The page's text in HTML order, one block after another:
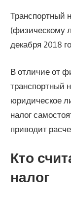
Транспортный
(физическому
декабря 2018
В отличие от
транспортный
юридическое
налог
приводит
Кто
налог